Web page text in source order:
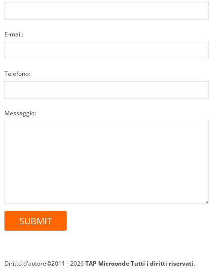
E-mail:
Telefono:
Messaggio:
Diritto d'autore©2011 - 2026TAP MicroondeTutti i diritti riservati.